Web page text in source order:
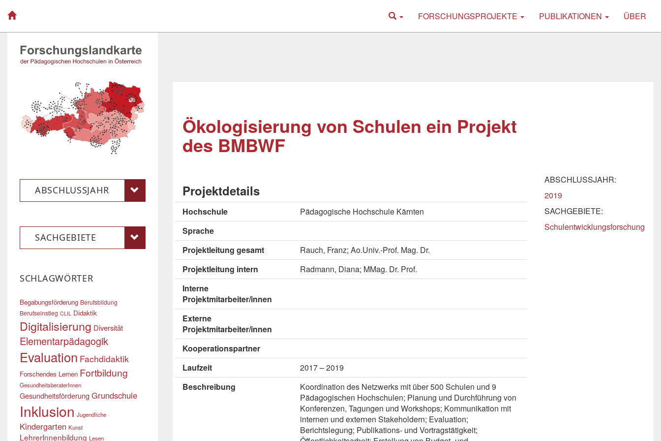
FORSCHUNGSPROJEKTE PUBLIKATIONEN ÜBER
Ökologisierung von Schulen ein Projekt
des BMBWF
Projektdetails
Hochschule
Pädagogische Hochschule Kärnten
Sprache
Projektleitung gesamt
Rauch, Franz; Ao.Univ.-Prof. Mag. Dr.
Projektleitung intern
Radmann, Diana; MMag. Dr. Prof.
Interne
Projektmitarbeiter/innen
Externe
Projektmitarbeiter/innen
Kooperationspartner
Laufzeit
2017 – 2019
Beschreibung
Koordination des Netzwerks mit über 500 Schulen und 9
Pädagogischen Hochschulen; Planung und Durchführung von
Konferenzen, Tagungen und Workshops; Kommunikation mit
internen und externen Stakeholdern; Evaluation;
Berichtslegung; Publikations- und Vortragstätigkeit;
ABSCHLUSSJAHR:
2019
SACHGEBIETE:
Schulentwicklungsforschung
ABSCHLUSSJAHR
SACHGEBIETE
SCHLAGWÖRTER
Begabungsförderung Berufsbildung
Berufseinstieg CLIL Didaktik
Digitalisierung Diversität
Elementarpädagogik
Evaluation Fachdidaktik
Forschendes Lernen Fortbildung
GesundheitsberaterInnen
Gesundheitsförderung Grundschule
Inklusion Jugendliche
Kindergarten Kunst
LehrerInnenbildung Lesen